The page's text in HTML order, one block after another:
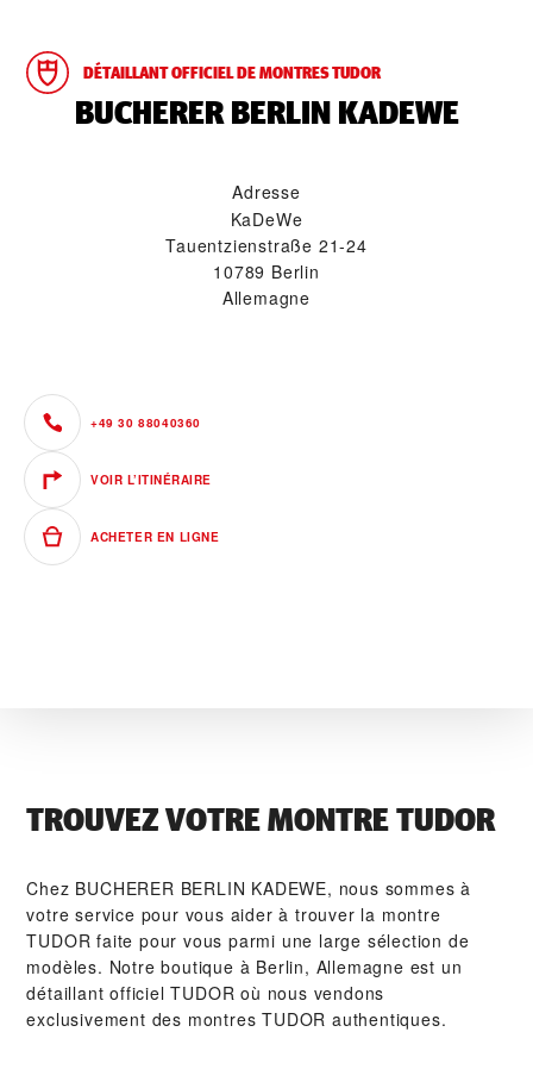
DÉTAILLANT OFFICIEL DE MONTRES TUDOR
‭BUCHERER BERLIN KADEWE‬
Adresse
KaDeWe
Tauentzienstraße 21-24
10789 Berlin
Allemagne
+49 30 88040360
VOIR L’ITINÉRAIRE
ACHETER EN LIGNE
TROUVEZ VOTRE MONTRE TUDOR
Chez ‭BUCHERER BERLIN KADEWE‬, nous sommes à
votre service pour vous aider à trouver la montre
TUDOR faite pour vous parmi une large sélection de
modèles. Notre boutique à Berlin, Allemagne est un
détaillant officiel TUDOR où nous vendons
exclusivement des montres TUDOR authentiques.